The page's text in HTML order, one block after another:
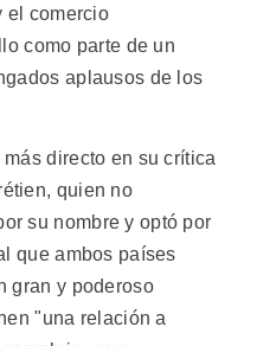
el comercio
como parte de un
aplausos de los
directo en su crítica
quien no
su nombre y optó por
que ambos países
gran y poderoso
"una relación a